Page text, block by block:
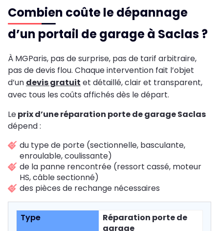
Combien coûte le dépannage
d’un portail de garage à Saclas ?
À MGParis, pas de surprise, pas de tarif arbitraire,
pas de devis flou. Chaque intervention fait l’objet
d’un devis gratuit et détaillé, clair et transparent,
avec tous les coûts affichés dès le départ.
Leprix d’une réparation porte de garage Saclas
dépend :
du type de porte (sectionnelle, basculante,
enroulable, coulissante)
de la panne rencontrée (ressort cassé, moteur
HS, câble sectionné)
des pièces de rechange nécessaires
Réparation porte de
garage